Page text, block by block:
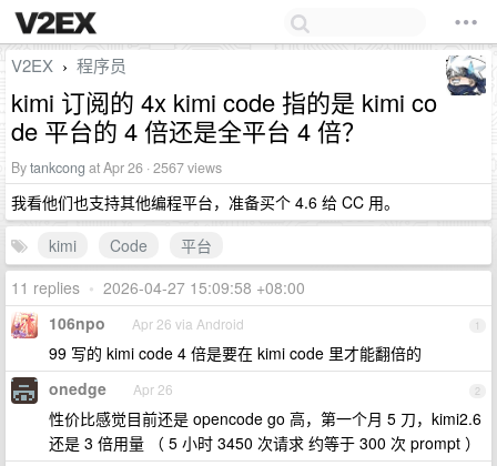
V2EX › 程序员
kimi 订阅的 4x kimi code 指的是 kimi co
de 平台的 4 倍还是全平台 4 倍？
Bytankcong at Apr 26 · 2567 views
我看他们也支持其他编程平台，准备买个 4.6 给 CC 用。
kimi
Code
平台
11 replies • 2026-04-27 15:09:58 +08:00
1
106npo Apr 26 via Android
99 写的 kimi code 4 倍是要在 kimi code 里才能翻倍的
2
onedge Apr 26
性价比感觉目前还是 opencode go 高，第一个月 5 刀，kimi2.6
还是 3 倍用量 （ 5 小时 3450 次请求 约等于 300 次 prompt ）